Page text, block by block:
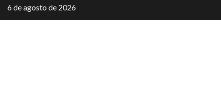
Saltar
al
6 de agosto de 2026